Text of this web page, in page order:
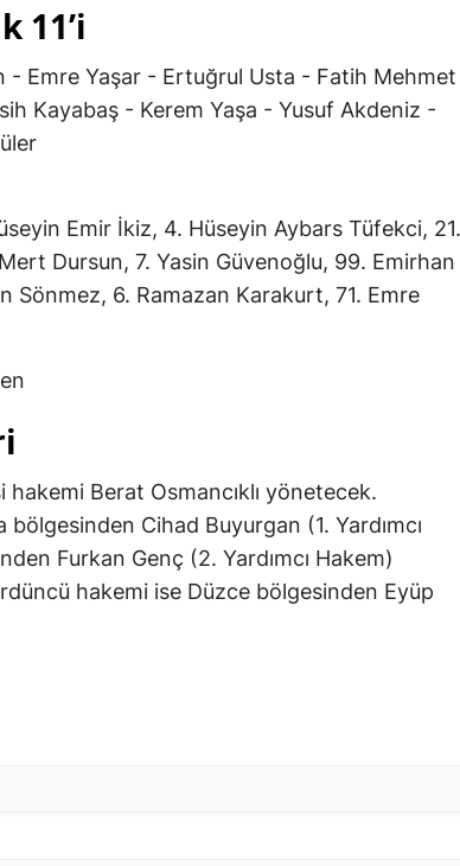
11’i
- Emre Yaşar - Ertuğrul Usta - Fatih Mehmet
Kayabaş - Kerem Yaşa - Yusuf Akdeniz -
Emir İkiz, 4. Hüseyin Aybars Tüfekci, 21.
Dursun, 7. Yasin Güvenoğlu, 99. Emirhan
Sönmez, 6. Ramazan Karakurt, 71. Emre
hakemi Berat Osmancıklı yönetecek.
bölgesinden Cihad Buyurgan (1. Yardımcı
Furkan Genç (2. Yardımcı Hakem)
hakemi ise Düzce bölgesinden Eyüp